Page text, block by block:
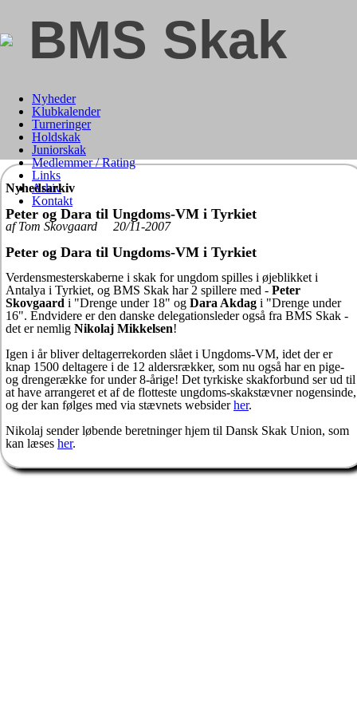
BMS Skak
Nyheder
Klubkalender
Turneringer
Holdskak
Juniorskak
Medlemmer / Rating
Links
Arkiv
Kontakt
Nyhedsarkiv
Peter og Dara til Ungdoms-VM i Tyrkiet
af Tom Skovgaard 20/11-2007
Peter og Dara til Ungdoms-VM i Tyrkiet
Verdensmesterskaberne i skak for ungdom spilles i øjeblikket i
Antalya i Tyrkiet, og BMS Skak har 2 spillere med - Peter
Skovgaard i "Drenge under 18" og Dara Akdag i "Drenge under
16". Endvidere er den danske delegationsleder også fra BMS Skak -
det er nemlig Nikolaj Mikkelsen!
Igen i år bliver deltagerrekorden slået i Ungdoms-VM, idet der er
knap 1500 deltagere i de 12 aldersrækker, som nu også har en pige-
og drengerække for under 8-årige! Det tyrkiske skakforbund ser ud til
at have arrangeret et af de flotteste ungdoms-skakstævner nogensinde,
og der kan følges med via stævnets websiderher.
Nikolaj sender løbende beretninger hjem til Dansk Skak Union, som
kan læses her.